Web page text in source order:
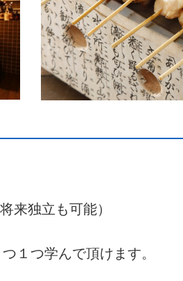
来独立も可能）
１つ学んで頂けます。